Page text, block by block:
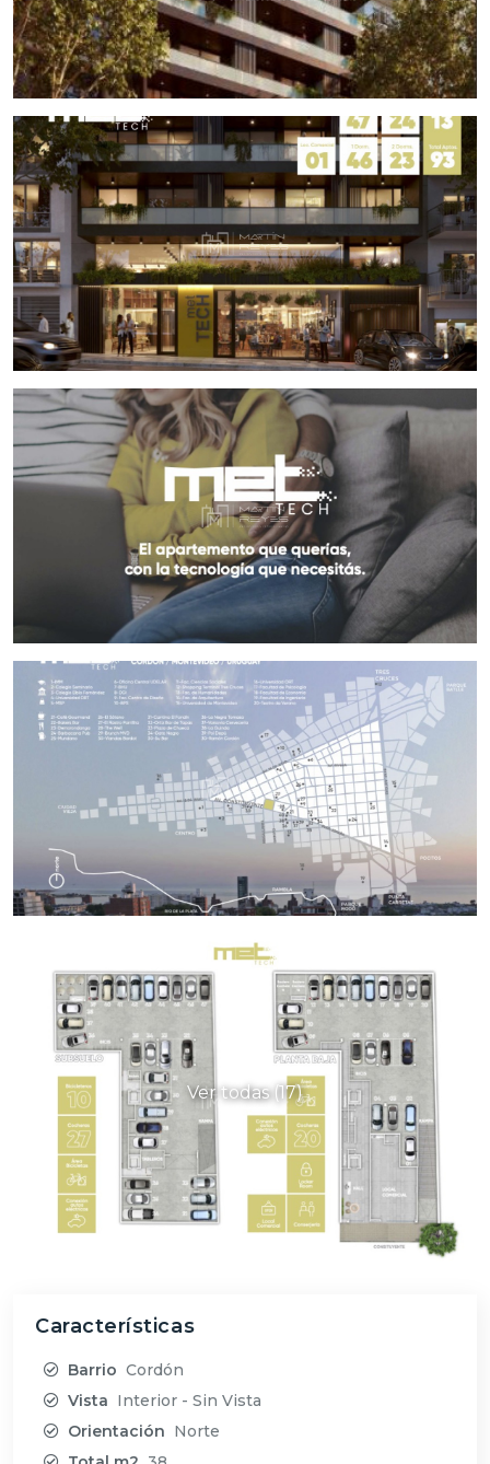
Ver todas (17)
Características
Barrio Cordón
Vista Interior - Sin Vista
Orientación Norte